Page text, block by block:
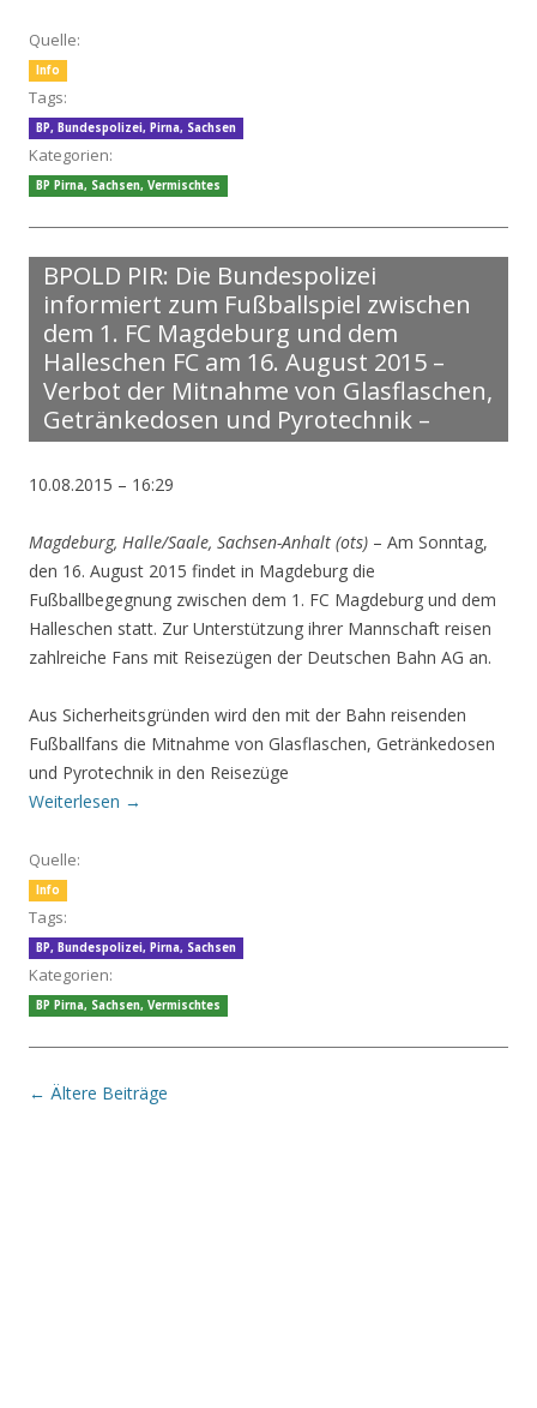
Quelle:
Info
Tags:
BP, Bundespolizei, Pirna, Sachsen
Kategorien:
BP Pirna, Sachsen, Vermischtes
BPOLD PIR: Die Bundespolizei
informiert zum Fußballspiel zwischen
dem 1. FC Magdeburg und dem
Halleschen FC am 16. August 2015 –
Verbot der Mitnahme von Glasflaschen,
Getränkedosen und Pyrotechnik –
10.08.2015 – 16:29
Magdeburg, Halle/Saale, Sachsen-Anhalt (ots) – Am Sonntag,
den 16. August 2015 findet in Magdeburg die
Fußballbegegnung zwischen dem 1. FC Magdeburg und dem
Halleschen statt. Zur Unterstützung ihrer Mannschaft reisen
zahlreiche Fans mit Reisezügen der Deutschen Bahn AG an.
Aus Sicherheitsgründen wird den mit der Bahn reisenden
Fußballfans die Mitnahme von Glasflaschen, Getränkedosen
und Pyrotechnik in den Reisezüge
Weiterlesen →
Quelle:
Info
Tags:
BP, Bundespolizei, Pirna, Sachsen
Kategorien:
BP Pirna, Sachsen, Vermischtes
Beitrags-Navigation
← Ältere Beiträge